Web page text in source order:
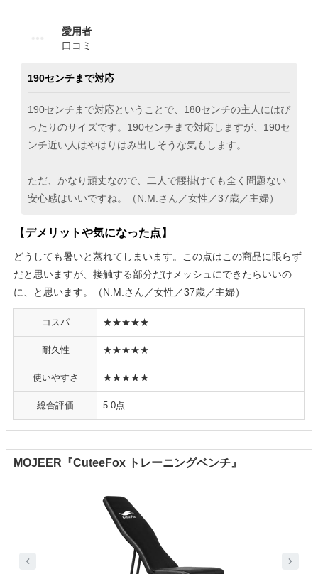
愛用者
口コミ
190センチまで対応
190センチまで対応ということで、180センチの主人にはぴ
ったりのサイズです。190センチまで対応しますが、190セ
ンチ近い人はやはりはみ出しそうな気もします。
ただ、かなり頑丈なので、二人で腰掛けても全く問題ない
安心感はいいですね。（N.M.さん／女性／37歳／主婦）
【デメリットや気になった点】
どうしても暑いと蒸れてしまいます。この点はこの商品に限らず
だと思いますが、接触する部分だけメッシュにできたらいいの
に、と思います。（N.M.さん／女性／37歳／主婦）
コスパ ★★★★★
耐久性 ★★★★★
使いやすさ ★★★★★
総合評価 5.0点
MOJEER『CuteeFox トレーニングベンチ』